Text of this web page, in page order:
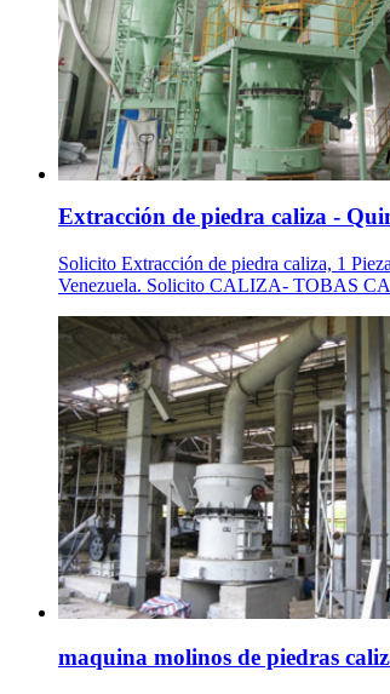
Extracción de piedra caliza -
Solicito Extracción de piedra caliza, 1
Venezuela. Solicito CALIZA- TOBAS
maquina molinos de piedras